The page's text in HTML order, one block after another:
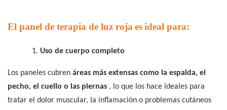
El panel de terapia de luz rojaesideal para:
1. Uso de cuerpo completo
Los paneles cubren áreas más extensas como la espalda, el
pecho, el cuello o las piernas , lo que los hace ideales para
tratar el dolor muscular, la inflamación o problemas cutáneos